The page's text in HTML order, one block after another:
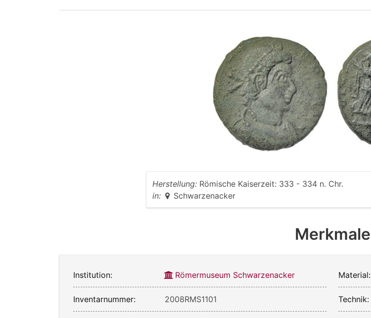
Herstellung: Römische Kaiserzeit: 333 - 334 n. Chr.
in:
Schwarzenacker
Merkmale
Institution: Römermuseum Schwarzenacker
Inventarnummer: 2008RMS1101
Material:
Technik: